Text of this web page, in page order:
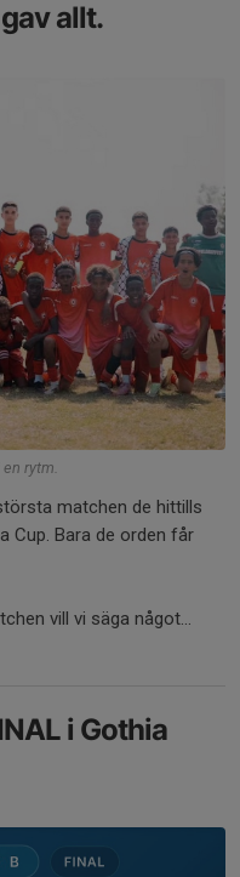
allt.
rytm.
matchen de hittills
Cup. Bara de orden får
vill vi säga något...
i Gothia